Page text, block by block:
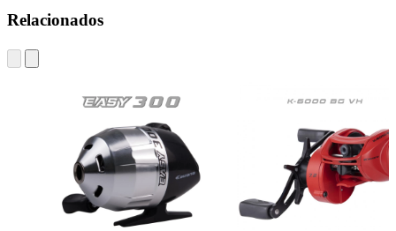
Relacionados